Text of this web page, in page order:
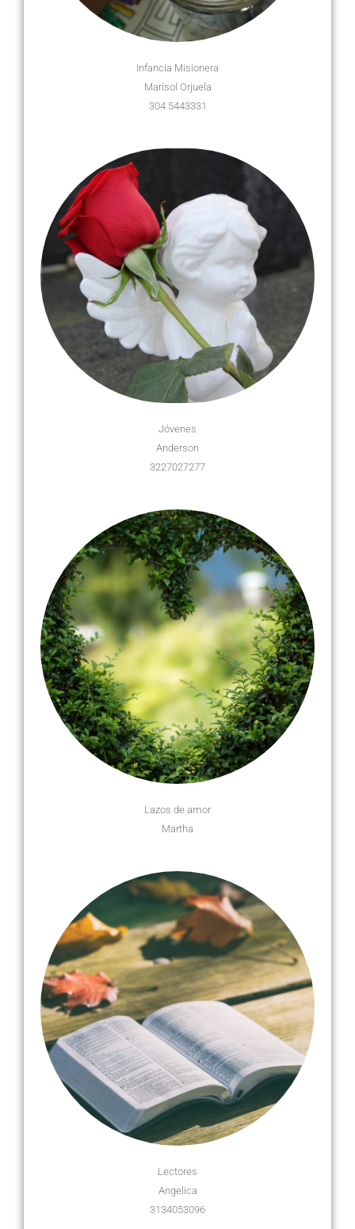
Infancia Misionera
Marisol Orjuela
304 5443331
Jóvenes
Anderson
3227027277
Lazos de amor
Martha
Lectores
Angelica
3134053096